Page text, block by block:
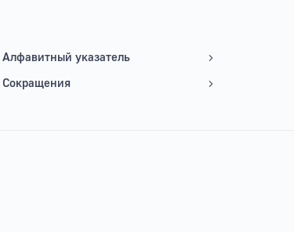
Алфавитный указатель
Сокращения